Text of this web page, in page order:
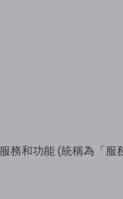
務和功能 (統稱為「服